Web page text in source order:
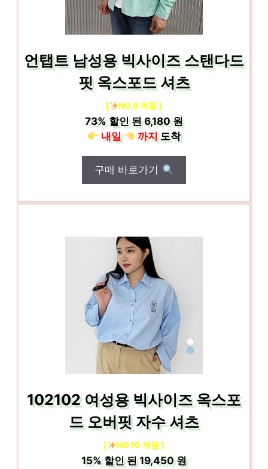
언탭트 남성용 빅사이즈 스탠다드
핏 옥스포드 셔츠
[ NO.9 제품 ]
73%할인 된6,180 원
내일
까지도착
구매 바로가기
102102 여성용 빅사이즈 옥스포
드 오버핏 자수 셔츠
[ NO.10 제품 ]
15%할인 된19,450 원